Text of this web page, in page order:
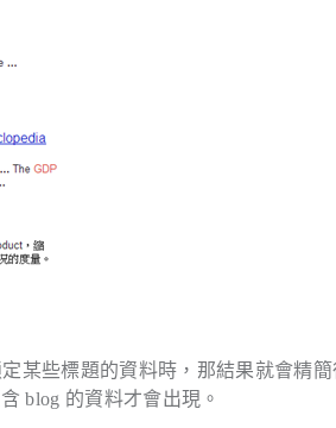
某些標題的資料時，那結果就會精簡
blog 的資料才會出現。